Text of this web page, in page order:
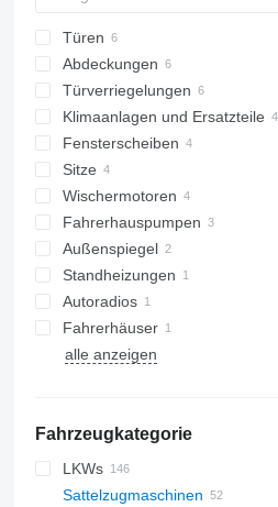
Türen
Abdeckungen
Türverriegelungen
Klimaanlagen und Ersatzteile
Klimaleitungen
Klimakompressoren
Klimakondensatoren
Fensterscheiben
Seitenscheiben
Sitze
Wischermotoren
Fahrerhauspumpen
Außenspiegel
Standheizungen
Autoradios
Fahrerhäuser
alle anzeigen
Fahrzeugkategorie
LKWs
Sattelzugmaschinen